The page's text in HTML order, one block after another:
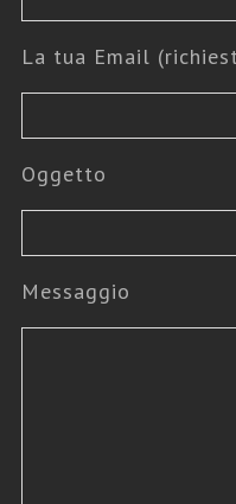
La tua Email
Oggetto
Messaggio